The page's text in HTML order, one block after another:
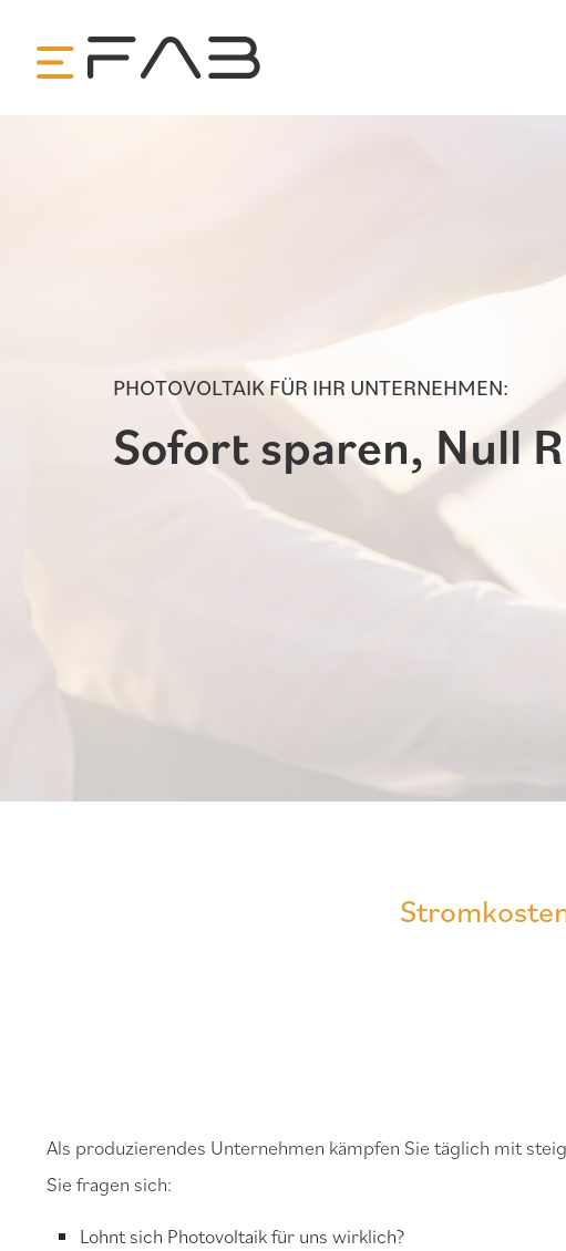
PHOTOVOLTAIK FÜR IHR UNTERNEHMEN:
Sofort sparen, Null
Als produzierendes Unternehmen kämpfen Sie täglich mit
Sie fragen sich:
Lohnt sich Photovoltaik für uns wirklich?